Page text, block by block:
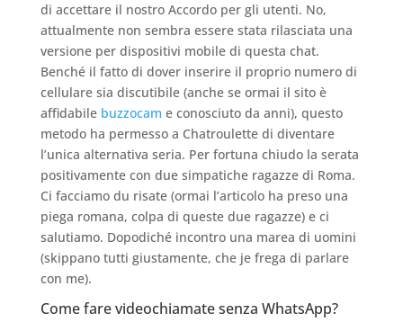
di accettare il nostro Accordo per gli utenti. No,
attualmente non sembra essere stata rilasciata una
versione per dispositivi mobile di questa chat.
Benché il fatto di dover inserire il proprio numero di
cellulare sia discutibile (anche se ormai il sito è
affidabile buzzocam e conosciuto da anni), questo
metodo ha permesso a Chatroulette di diventare
l’unica alternativa seria. Per fortuna chiudo la serata
positivamente con due simpatiche ragazze di Roma.
Ci facciamo du risate (ormai l’articolo ha preso una
piega romana, colpa di queste due ragazze) e ci
salutiamo. Dopodiché incontro una marea di uomini
(skippano tutti giustamente, che je frega di parlare
con me).
Come fare videochiamate senza WhatsApp?